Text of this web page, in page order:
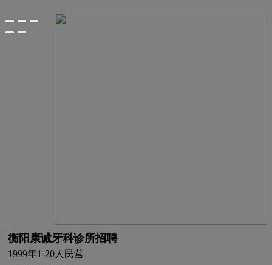
衡阳康诚牙科诊所招聘
1999年1-20人 民营